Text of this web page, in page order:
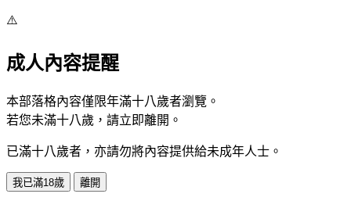
⚠️
成人內容提醒
本部落格內容僅限年滿十八歲者瀏覽。
若您未滿十八歲，請立即離開。
已滿十八歲者，亦請勿將內容提供給未成年人士。
我已滿18歲 離開